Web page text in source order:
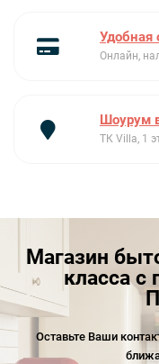
Удобная
Онлайн,
Шоурум
ТК Villa, 1
Магазин
класса с
Оставьте Ваши